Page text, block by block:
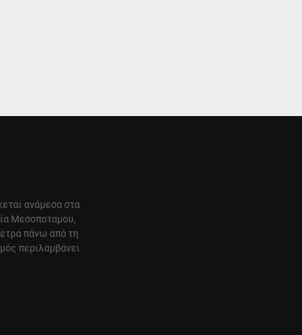
ανάμεσα στα
Μεσοποταμου,
πάνω από τη
περιλαμβάνει